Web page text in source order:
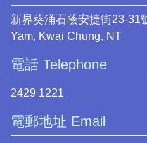
新界葵涌石蔭安捷街23-31
Yam, Kwai Chung, NT
電話 Telephone
2429 1221
電郵地址 Email